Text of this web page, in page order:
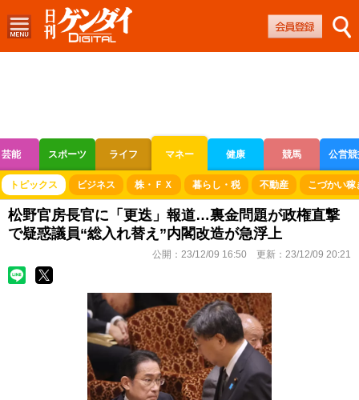
芸能 スポーツ ライフ マネー 健康 競馬 公営
ボートレース 競輪 オートレース
トピックス ビジネス 株・ＦＸ 暮らし・税 不動産 こづかい稼
松野官房長官に「更迭」報道…裏金問題が政権直撃
で疑惑議員“総入れ替え”内閣改造が急浮上
公開： 23/12/09 16:50 更新： 23/12/09 20:21